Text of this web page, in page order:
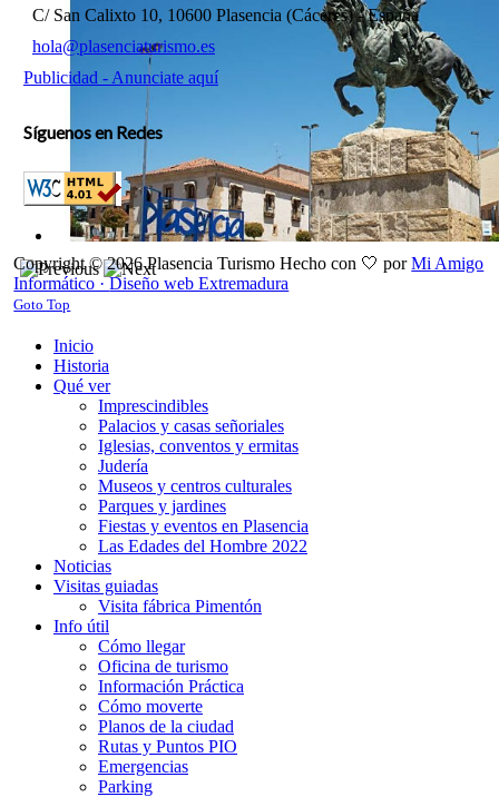
C/ San Calixto 10, 10600 Plasencia (Cáceres) - España
hola@plasenciaturismo.es
Publicidad - Anunciate aquí
Síguenos en Redes
Copyright © 2026 Plasencia TurismoHecho con 🤍 porMi Amigo
Informático ·Diseño web Extremadura
Goto Top
Inicio
Historia
Qué ver
Imprescindibles
Palacios y casas señoriales
Iglesias, conventos y ermitas
Judería
Museos y centros culturales
Parques y jardines
Fiestas y eventos en Plasencia
Las Edades del Hombre 2022
Noticias
Visitas guiadas
Visita fábrica Pimentón
Info útil
Cómo llegar
Oficina de turismo
Información Práctica
Cómo moverte
Planos de la ciudad
Rutas y Puntos PIO
Emergencias
Parking